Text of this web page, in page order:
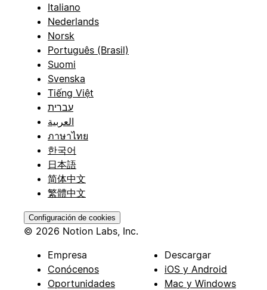
Italiano
Nederlands
Norsk
Português (Brasil)
Suomi
Svenska
Tiếng Việt
עברית
العربية
ภาษาไทย
한국어
日本語
简体中文
繁體中文
Configuración de cookies
© 2026 Notion Labs, Inc.
Empresa
Conócenos
Oportunidades
Descargar
iOS y Android
Mac y Windows